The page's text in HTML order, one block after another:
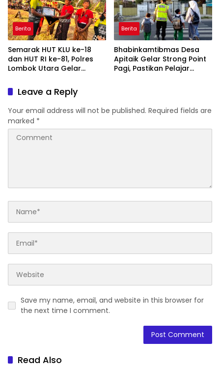
Berita
Semarak HUT KLU ke-18
dan HUT RI ke-81, Polres
Lombok Utara Gelar
Peresean Selama 2 Hari
Berita
Bhabinkamtibmas Desa
Apitaik Gelar Strong Point
Pagi, Pastikan Pelajar
Leave a Reply
Your email address will not be published. Required fields are
marked *
Save my name, email, and website in this browser for
the next time I comment.
Read Also